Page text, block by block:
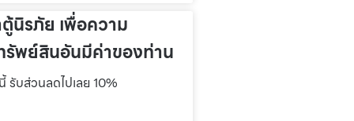
ตู้นิรภัย เพื่อความ
พย์สินอันมีค่าของท่าน
รับส่วนลดไปเลย 10%